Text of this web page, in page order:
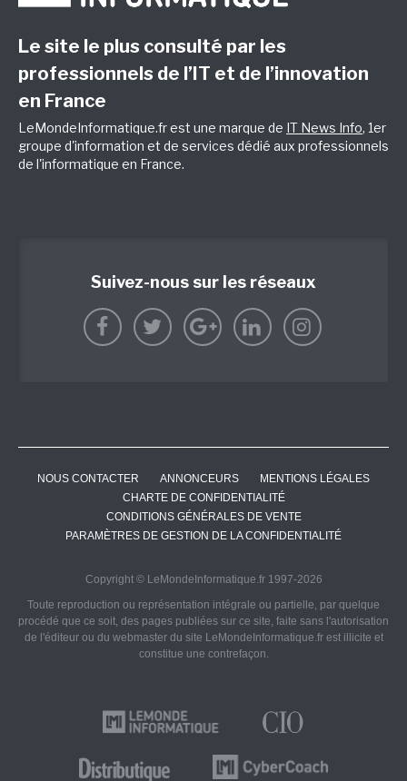
Le site le plus consulté par les
professionnels de l’IT et de l’innovation
en France
LeMondeInformatique.fr est une marque de IT News Info, 1er
groupe d'information et de services dédié aux professionnels
de l'informatique en France.
Suivez-nous sur les réseaux
NOUS CONTACTER ANNONCEURS
MENTIONS LÉGALES
CHARTE DE CONFIDENTIALITÉ
CONDITIONS GÉNÉRALES DE VENTE
PARAMÈTRES DE GESTION DE LA CONFIDENTIALITÉ
Copyright © LeMondeInformatique.fr 1997-2026
Toute reproduction ou représentation intégrale ou partielle, par quelque
procédé que ce soit, des pages publiées sur ce site, faite sans l'autorisation
de l'éditeur ou du webmaster du site LeMondeInformatique.fr est illicite et
constitue une contrefaçon.